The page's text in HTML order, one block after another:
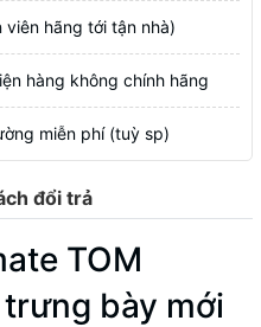
viên hãng tới tận nhà)
hàng không chính hãng
miễn phí (tuỳ sp)
đổi trả
TOM
bày mới